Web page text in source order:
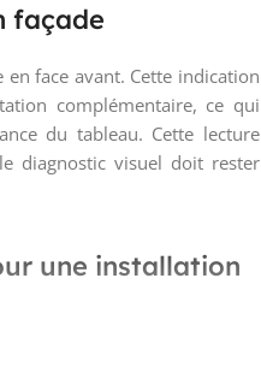
façade
face avant. Cette indication
complémentaire, ce qui
du tableau. Cette lecture
diagnostic visuel doit rester
une installation